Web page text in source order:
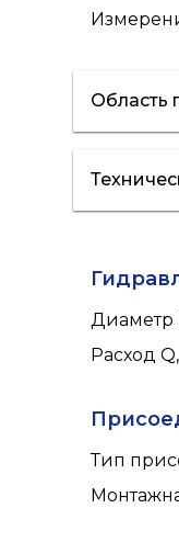
Область
Диаметр
Расход
Тип